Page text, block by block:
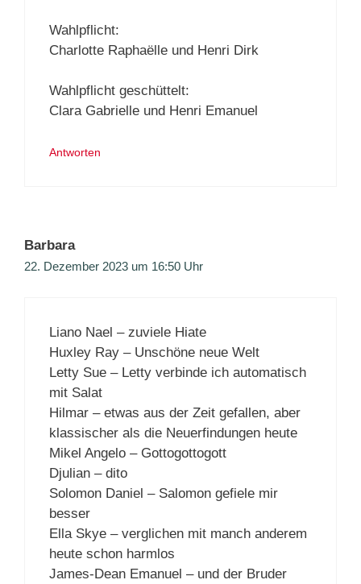
Wahlpflicht:
Charlotte Raphaëlle und Henri Dirk
Wahlpflicht geschüttelt:
Clara Gabrielle und Henri Emanuel
Antworten
Barbara
22. Dezember 2023 um 16:50 Uhr
Liano Nael – zuviele Hiate
Huxley Ray – Unschöne neue Welt
Letty Sue – Letty verbinde ich automatisch
mit Salat
Hilmar – etwas aus der Zeit gefallen, aber
klassischer als die Neuerfindungen heute
Mikel Angelo – Gottogottogott
Djulian – dito
Solomon Daniel – Salomon gefiele mir
besser
Ella Skye – verglichen mit manch anderem
heute schon harmlos
James-Dean Emanuel – und der Bruder